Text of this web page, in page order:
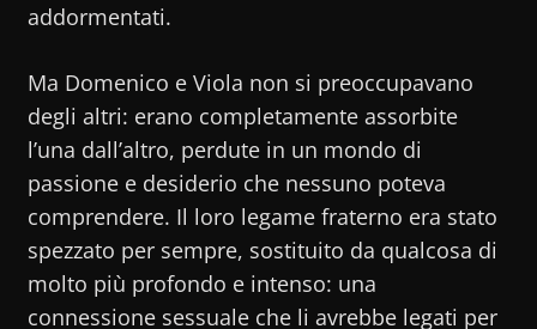
addormentati.
Ma Domenico e Viola non si preoccupavano
degli altri: erano completamente assorbite
l’una dall’altro, perdute in un mondo di
passione e desiderio che nessuno poteva
comprendere. Il loro legame fraterno era stato
spezzato per sempre, sostituito da qualcosa di
molto più profondo e intenso: una
connessione sessuale che li avrebbe legati per